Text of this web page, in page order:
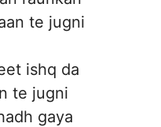
te jugni
ishq da
te jugni
gaya